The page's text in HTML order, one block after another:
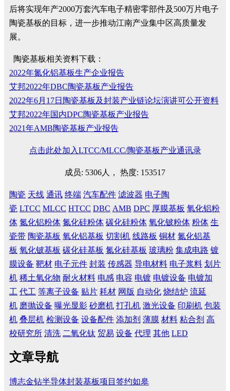
后将实现年产2000万套汽车电子精密零部件及500万片电子
陶瓷基板的目标，进一步推动江南产业集中区高质量发
展。
陶瓷基板相关资料下载：
2022年氮化铝基板生产企业报告
艾邦2022年DBC陶瓷基板产业报告
2022年6月17日陶瓷基板及封装产业链论坛演讲可公开资料
艾邦2022年国内DPC陶瓷基板产业报告
2021年AMB陶瓷基板产业报告
点击此处加入LTCC/MLCC/陶瓷基板产业通讯录
成员: 5306人， 热度: 153517
陶瓷 天线 通讯 终端 汽车配件 滤波器 电子陶
瓷 LTCC MLCC HTCC DBC AMB DPC 厚膜基板 氧化铝粉
体 氮化铝粉体 氮化硅粉体 碳化硅粉体 氧化铍粉体 粉体 生
瓷带 陶瓷基板 氧化铝基板 切割机 线路板 铜材 氮化铝基
板 氧化铍基板 碳化硅基板 氮化硅基板 玻璃粉 集成电路 镀
膜设备 靶材 电子元件 封装 传感器 导电材料 电子浆料 划片
机 稀土氧化物 耐火材料 电感 电容 电镀 电镀设备 电镀加
工 代工 等离子设备 贴片 耗材 网版 自动化 烧结炉 流延
机 磨抛设备 曝光显影 砂磨机 打孔机 激光设备 印刷机 包装
机 叠层机 检测设备 设备配件 添加剂 薄膜 材料 粘合剂 高
校研究所 清洗 二氧化钛 贸易 设备 代理 其他 LED
文章导航
博志金钻半导体封装基板项目签约如皋